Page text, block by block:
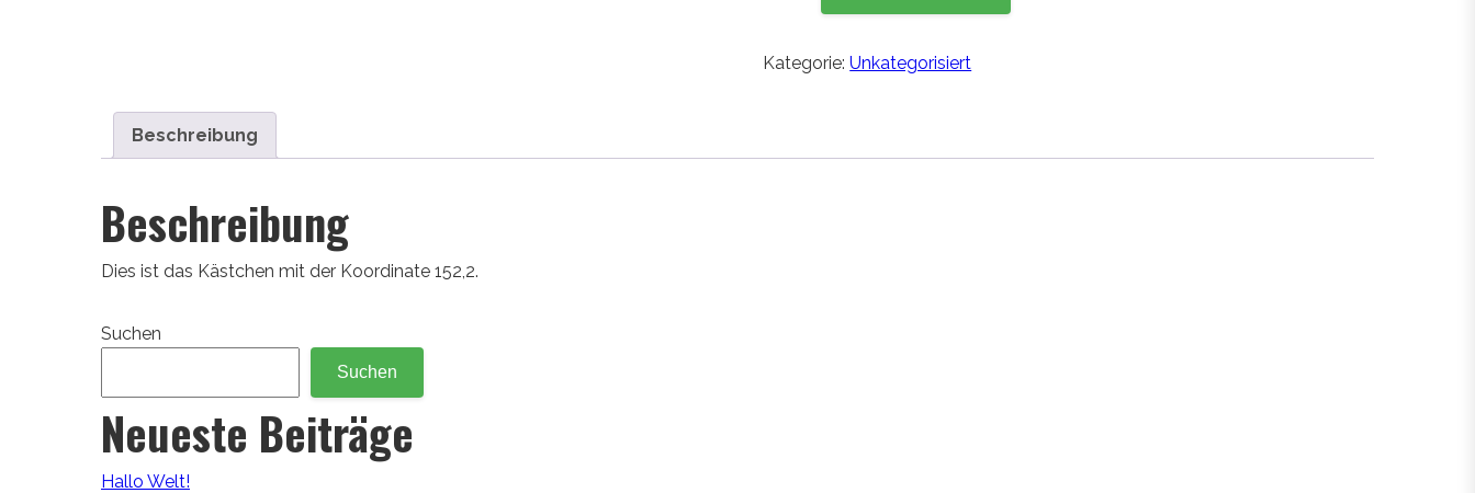
Kategorie:Unkategorisiert
Beschreibung
Beschreibung
Dies ist das Kästchen mit der Koordinate 152,2.
Suchen
Suchen
Neueste Beiträge
Hallo Welt!